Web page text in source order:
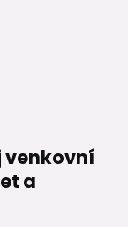
venkovní
a